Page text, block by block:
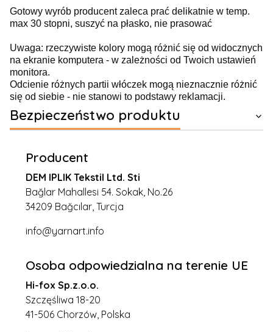
Gotowy wyrób producent zaleca prać delikatnie w temp.
max 30 stopni, suszyć na płasko, nie prasować
Uwaga: rzeczywiste kolory mogą różnić się od widocznych
na ekranie komputera - w zależności od Twoich ustawień
monitora.
Odcienie różnych partii włóczek mogą nieznacznie różnić
się od siebie - nie stanowi to podstawy reklamacji.
Bezpieczeństwo produktu
Producent
DEM IPLIK Tekstil Ltd. Sti
Bağlar Mahallesi 54. Sokak, No.26
34209 Bağcılar, Turcja
info@yarnart.info
Osoba odpowiedzialna na terenie UE
Hi-fox Sp.z.o.o.
Szczęśliwa 18-20
41-506 Chorzów, Polska